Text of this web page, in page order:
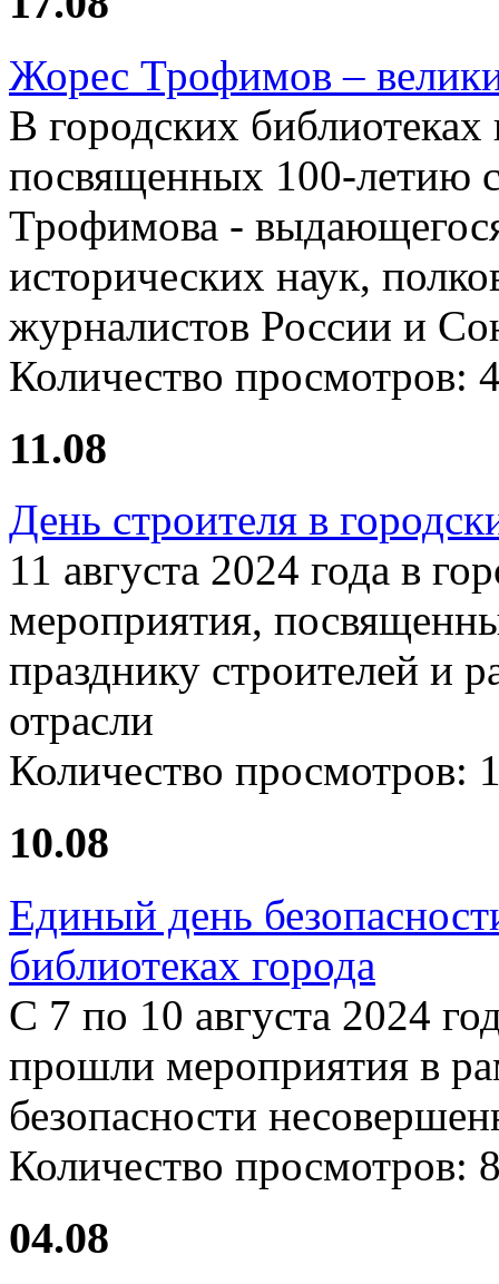
Жорес Трофимов –
В городских
посвященных 100-летию
Трофимова -
исторических наук,
журналистов России и
Количество просмотров:
11.08
День строителя в
11 августа 2024 года в
мероприятия,
празднику строителей и
отрасли
Количество просмотров:
10.08
Единый день
библиотеках города
С 7 по 10 августа 2024
прошли мероприятия в
безопасности
Количество просмотров:
04.08